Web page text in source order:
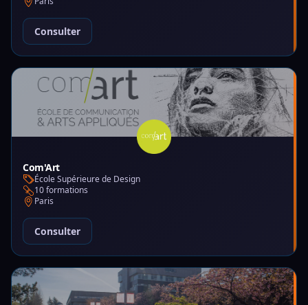
Consulter
Com'Art
École Supérieure de Design
10 formations
Paris
Consulter